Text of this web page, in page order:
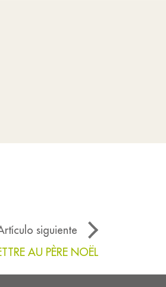
siguiente
AU PÈRE NOËL